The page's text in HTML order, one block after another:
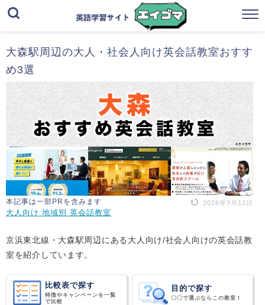
大森駅周辺の大人・社会人向け英会話教室おすす
め3選
本記事は一部PRを含みます 2026年3月12日
大人向け 地域別 英会話教室
京浜東北線・大森駅周辺にある大人向け/社会人向けの英会話教
室を紹介しています。
比較表で探す
特徴やキャンペーンを一覧
で比較
目的で探す
〇〇で選ぶならこの教室！